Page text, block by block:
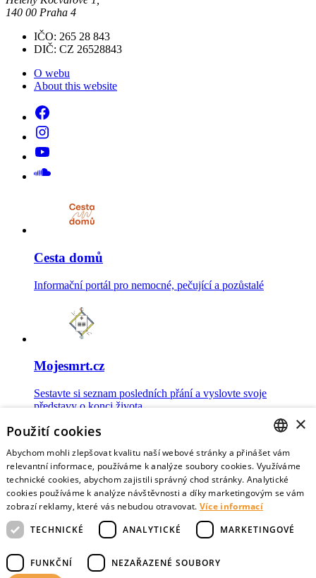
140 00 Praha 4
IČO: 265 28 843
DIČ: CZ 26528843
O webu
About this website
Cesta domů
Informační portál pro nemocné, pečující a pozůstalé
Mojesmrt.cz
Sestavte si seznam posledních přání a vyslovte svoje
představy o konci života
Data o umírání
Nejnovější data o postojích veřejnosti a zdravotníků k umírání
CZECH
ENGLISH
×
Použití cookies
Abychom mohli zlepšovat kvalitu naší webové stránky a přinášet vám
relevantní informace, používáme k analýze soubory cookies. Využíváme
technické cookies, abychom zajistili správný chod stránky. Analytické
cookies používáme k analýze návštěvnosti a díky marketingovým se vám
zobrazí reklamy, které vás nebudou otravovat. Více informací
TECHNICKÉ
ANALYTICKÉ MARKETINGOVÉ
FUNKČNÍ NEZAŘAZENÉ SOUBORY